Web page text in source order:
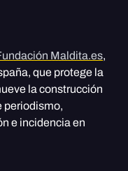
Maldita.es,
que protege la
la construcción
periodismo,
e incidencia en